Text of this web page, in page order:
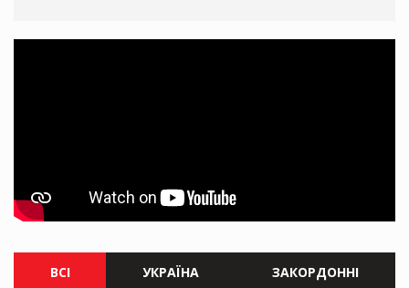
ВСІ УКРАЇНА ЗАКОРДОННІ